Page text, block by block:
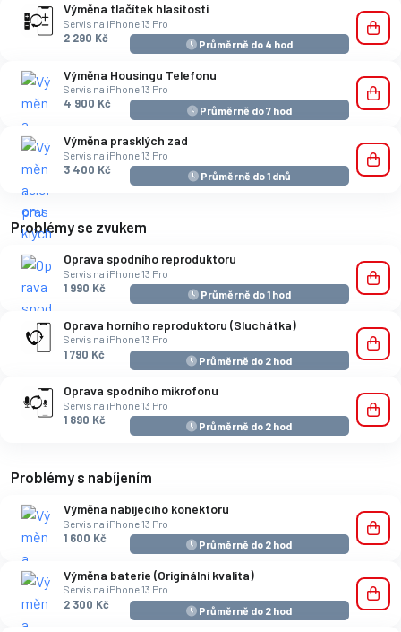
Výměna tlačítek hlasitosti
Servis na iPhone 13 Pro
2 290 Kč
Průměrně do 4 hod
Výměna Housingu Telefonu
Servis na iPhone 13 Pro
4 900 Kč
Průměrně do 7 hod
Výměna prasklých zad
Servis na iPhone 13 Pro
3 400 Kč
Průměrně do 1 dnů
Problémy se zvukem
Oprava spodního reproduktoru
Servis na iPhone 13 Pro
1 990 Kč
Průměrně do 1 hod
Oprava horního reproduktoru (Sluchátka)
Servis na iPhone 13 Pro
1 790 Kč
Průměrně do 2 hod
Oprava spodního mikrofonu
Servis na iPhone 13 Pro
1 890 Kč
Průměrně do 2 hod
Problémy s nabíjením
Výměna nabíjecího konektoru
Servis na iPhone 13 Pro
1 600 Kč
Průměrně do 2 hod
Výměna baterie (Originální kvalita)
Servis na iPhone 13 Pro
2 300 Kč
Průměrně do 2 hod